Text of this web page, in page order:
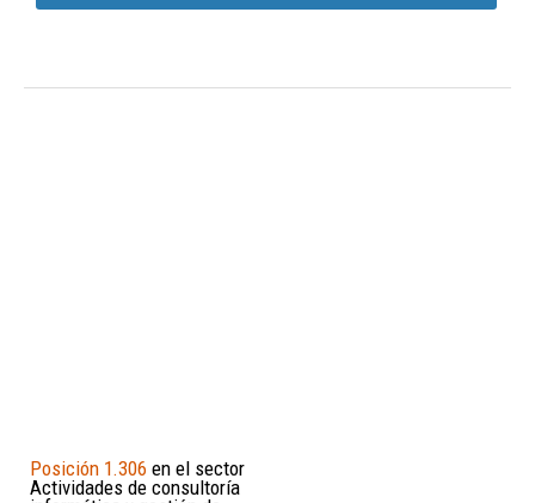
Posición 1.306 en el sector
Actividades de consultoría